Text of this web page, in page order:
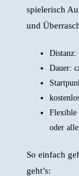
spielerisch
und
Distanz:
Dauer:
Flexible
oder
So einfach
geht’s: